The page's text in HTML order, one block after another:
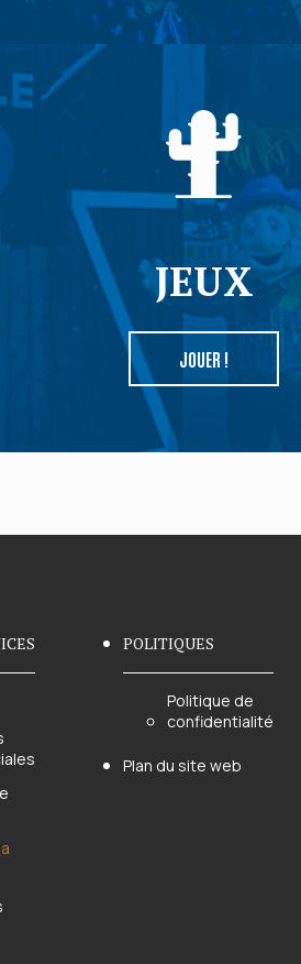
JEUX
JOUER !
POLITIQUES
Politique de
confidentialité
Plan du site web